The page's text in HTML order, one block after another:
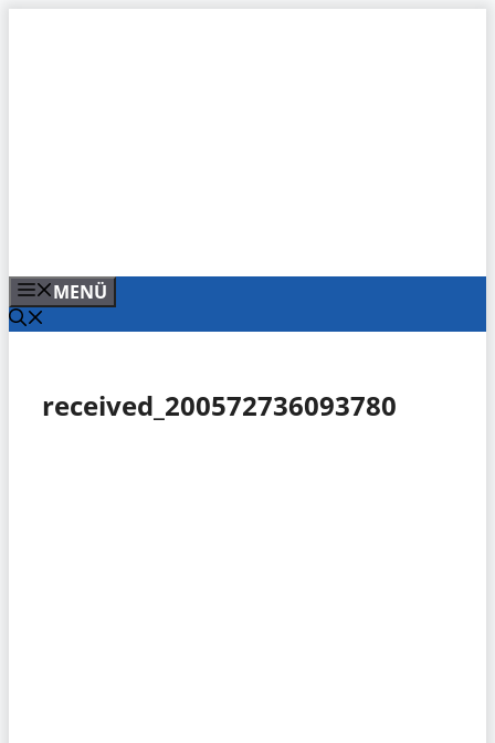
MENÜ
received_200572736093780